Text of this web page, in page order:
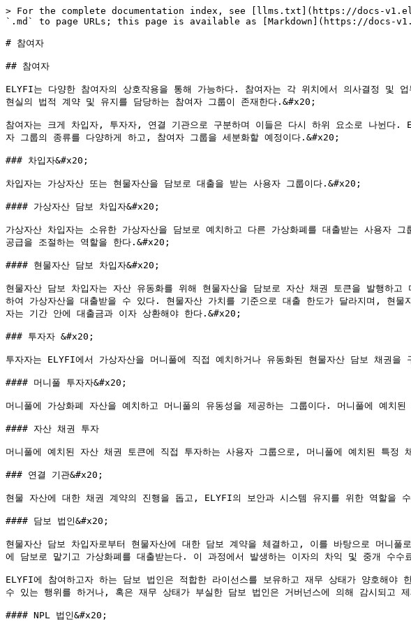
> For the complete documentation index, see [llms.txt](https://docs-
`.md` to page URLs; this page is available as [Markdown](https://docs-
# 참여자
## 참여자
ELYFI는 다양한 참여자의 상호작용을 통해 가능하다. 참여자는 각 위치에서 의사결정 및
현실의 법적 계약 및 유지를 담당하는 참여자 그룹이 존재한다.&#x20;
참여자는 크게 차입자, 투자자, 연결 기관으로 구분하며 이들은 다시 하위 요소로 나뉜다.
자 그룹의 종류를 다양하게 하고, 참여자 그룹을 세분화할 예정이다.&#x20;
### 차입자&#x20;
차입자는 가상자산 또는 현물자산을 담보로 대출을 받는 사용자 그룹이다.&#x20;
#### 가상자산 담보 차입자&#x20;
가상자산 차입자는 소유한 가상자산을 담보로 예치하고 다른 가상화폐를 대출받는 사용자
공급을 조절하는 역할을 한다.&#x20;
#### 현물자산 담보 차입자&#x20;
현물자산 담보 차입자는 자산 유동화를 위해 현물자산을 담보로 자산 채권 토큰을 발행하
하여 가상자산을 대출받을 수 있다. 현물자산 가치를 기준으로 대출 한도가 달라지며, 현
자는 기간 안에 대출금과 이자 상환해야 한다.&#x20;
### 투자자 &#x20;
투자자는 ELYFI에서 가상자산을 머니풀에 직접 예치하거나 유동화된 현물자산 담보 채권
#### 머니풀 투자자&#x20;
머니풀에 가상화폐 자산을 예치하고 머니풀의 유동성을 제공하는 그룹이다. 머니풀에 예
#### 자산 채권 투자
머니풀에 예치된 자산 채권 토큰에 직접 투자하는 사용자 그룹으로, 머니풀에 예치된 특
### 연결 기관&#x20;
현물 자산에 대한 채권 계약의 진행을 돕고, ELYFI의 보안과 시스템 유지를 위한 역할을
#### 담보 법인&#x20;
현물자산 담보 차입자로부터 현물자산에 대한 담보 계약을 체결하고, 이를 바탕으로 머니
에 담보로 맡기고 가상화폐를 대출받는다. 이 과정에서 발생하는 이자의 차익 및 중개 수수
ELYFI에 참여하고자 하는 담보 법인은 적합한 라이선스를 보유하고 재무 상태가 양호해
수 있는 행위를 하거나, 혹은 재무 상태가 부실한 담보 법인은 거버넌스에 의해 감시되고
#### NPL 법인&#x20;